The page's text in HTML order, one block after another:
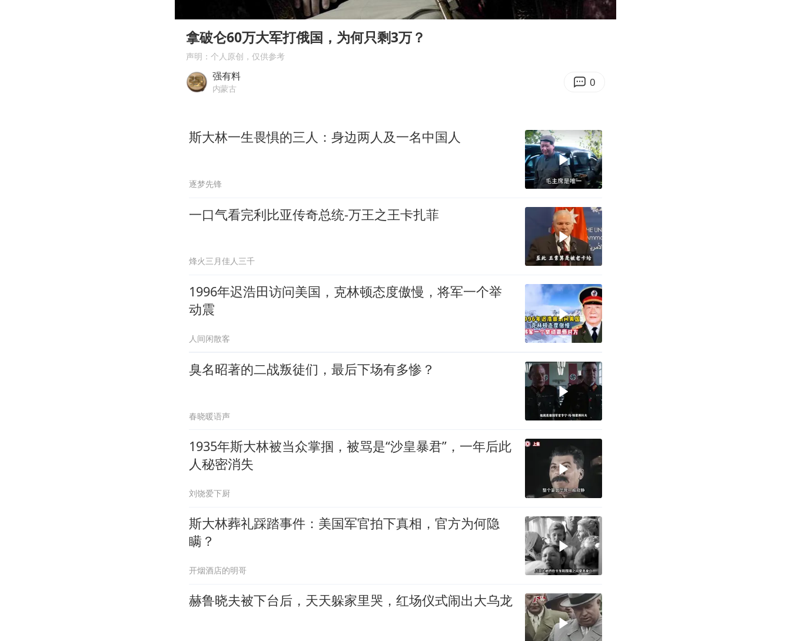
国乒男单横滨冠军赛全军覆没
38岁演员求职万岁山NPC成功
夯实基础开新局
Enter
拿破仑60万大军打俄国，为何只剩3万？
声明：个人原创，仅供参考
强有料
内蒙古 0
斯大林一生畏惧的三人：身边两人及一名中国人
逐梦先锋
一口气看完利比亚传奇总统-万王之王卡扎菲
烽火三月佳人三千
1996年迟浩田访问美国，克林顿态度傲慢，将军一个举
动震
人间闲散客
臭名昭著的二战叛徒们，最后下场有多惨？
春晓暖语声
1935年斯大林被当众掌掴，被骂是“沙皇暴君”，一年后此
人秘密消失
刘饶爱下厨
斯大林葬礼踩踏事件：美国军官拍下真相，官方为何隐
瞒？
开烟酒店的明哥
赫鲁晓夫被下台后，天天躲家里哭，红场仪式闹出大乌龙